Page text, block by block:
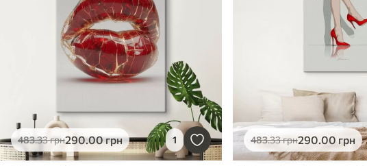
483.33грн290.00грн 1 483.33грн290.00 грн